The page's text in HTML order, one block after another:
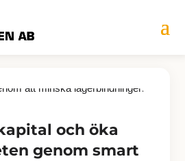
och öka
genom smart